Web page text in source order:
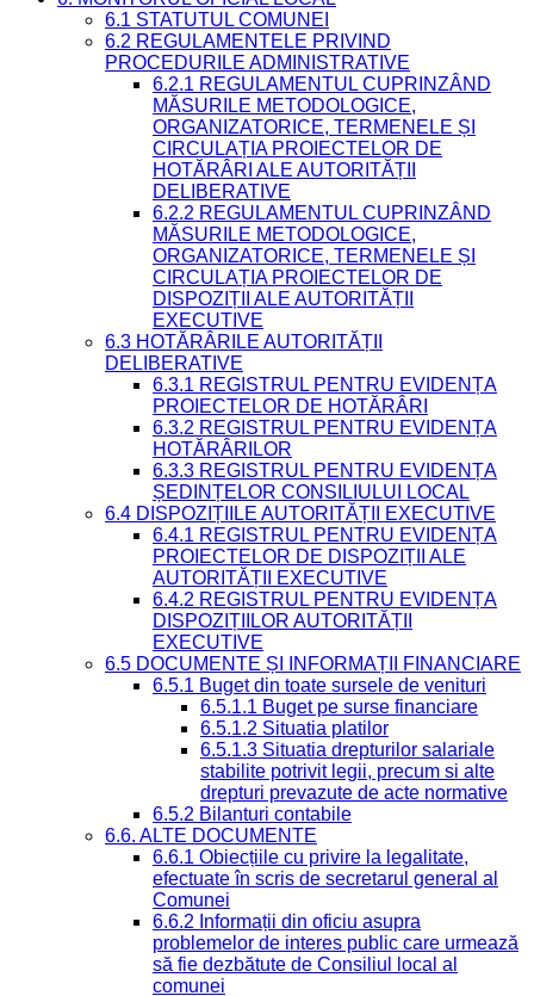
6.1 STATUTUL COMUNEI
6.2 REGULAMENTELE PRIVIND
PROCEDURILE ADMINISTRATIVE
6.2.1 REGULAMENTUL CUPRINZÂND
MĂSURILE METODOLOGICE,
ORGANIZATORICE, TERMENELE ȘI
CIRCULAȚIA PROIECTELOR DE
HOTĂRÂRI ALE AUTORITĂȚII
DELIBERATIVE
6.2.2 REGULAMENTUL CUPRINZÂND
MĂSURILE METODOLOGICE,
ORGANIZATORICE, TERMENELE ȘI
CIRCULAȚIA PROIECTELOR DE
DISPOZIȚII ALE AUTORITĂȚII
EXECUTIVE
6.3 HOTĂRÂRILE AUTORITĂȚII
DELIBERATIVE
6.3.1 REGISTRUL PENTRU EVIDENȚA
PROIECTELOR DE HOTĂRÂRI
6.3.2 REGISTRUL PENTRU EVIDENȚA
HOTĂRÂRILOR
6.3.3 REGISTRUL PENTRU EVIDENȚA
ȘEDINȚELOR CONSILIULUI LOCAL
6.4 DISPOZIȚIILE AUTORITĂȚII EXECUTIVE
6.4.1 REGISTRUL PENTRU EVIDENȚA
PROIECTELOR DE DISPOZIȚII ALE
AUTORITĂȚII EXECUTIVE
6.4.2 REGISTRUL PENTRU EVIDENȚA
DISPOZIȚIILOR AUTORITĂȚII
EXECUTIVE
6.5 DOCUMENTE ȘI INFORMAȚII FINANCIARE
6.5.1 Buget din toate sursele de venituri
6.5.1.1 Buget pe surse financiare
6.5.1.2 Situatia platilor
6.5.1.3 Situatia drepturilor salariale
stabilite potrivit legii, precum si alte
drepturi prevazute de acte normative
6.5.2 Bilanturi contabile
6.6. ALTE DOCUMENTE
6.6.1 Obiecțiile cu privire la legalitate,
efectuate în scris de secretarul general al
Comunei
6.6.2 Informații din oficiu asupra
problemelor de interes public care urmează
să fie dezbătute de Consiliul local al
comunei